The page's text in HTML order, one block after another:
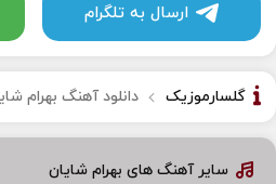
ارسال به تلگرام
گلسارموزیک دانلود آهنگ بهرام
سایر آهنگ های بهرام شایان